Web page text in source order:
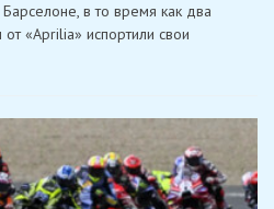
в то время как два
от «Aprilia» испортили свои